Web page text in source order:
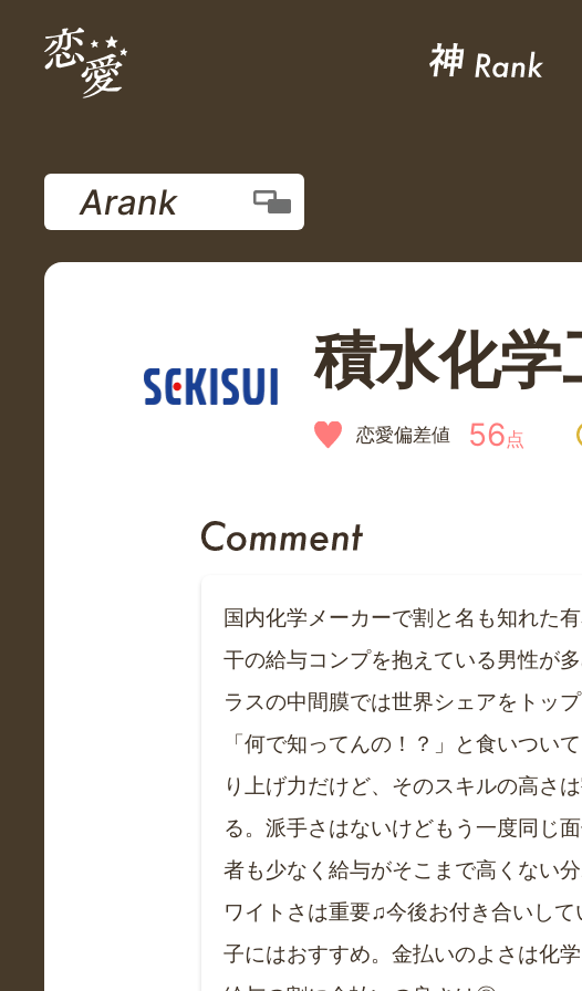
積水化学
恋愛偏差値 56点
Arank
国内化学メーカーで割と名も知れた
干の給与コンプを抱えている男性が
ラスの中間膜では世界シェアをトッ
「何で知ってんの！？」と食いつい
り上げ力だけど、そのスキルの高さ
る。派手さはないけどもう一度同じ
者も少なく給与がそこまで高くない
ワイトさは重要♫今後お付き合いし
子にはおすすめ。金払いのよさは化